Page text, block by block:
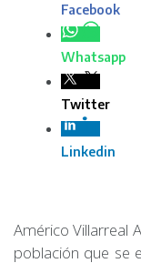
Facebook
Whatsapp
Twitter
Linkedin
Américo Villarreal
población que se